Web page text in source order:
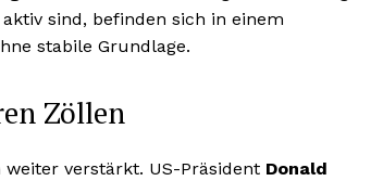
sind, befinden sich in einem
stabile Grundlage.
Zöllen
verstärkt. US-Präsident Donald